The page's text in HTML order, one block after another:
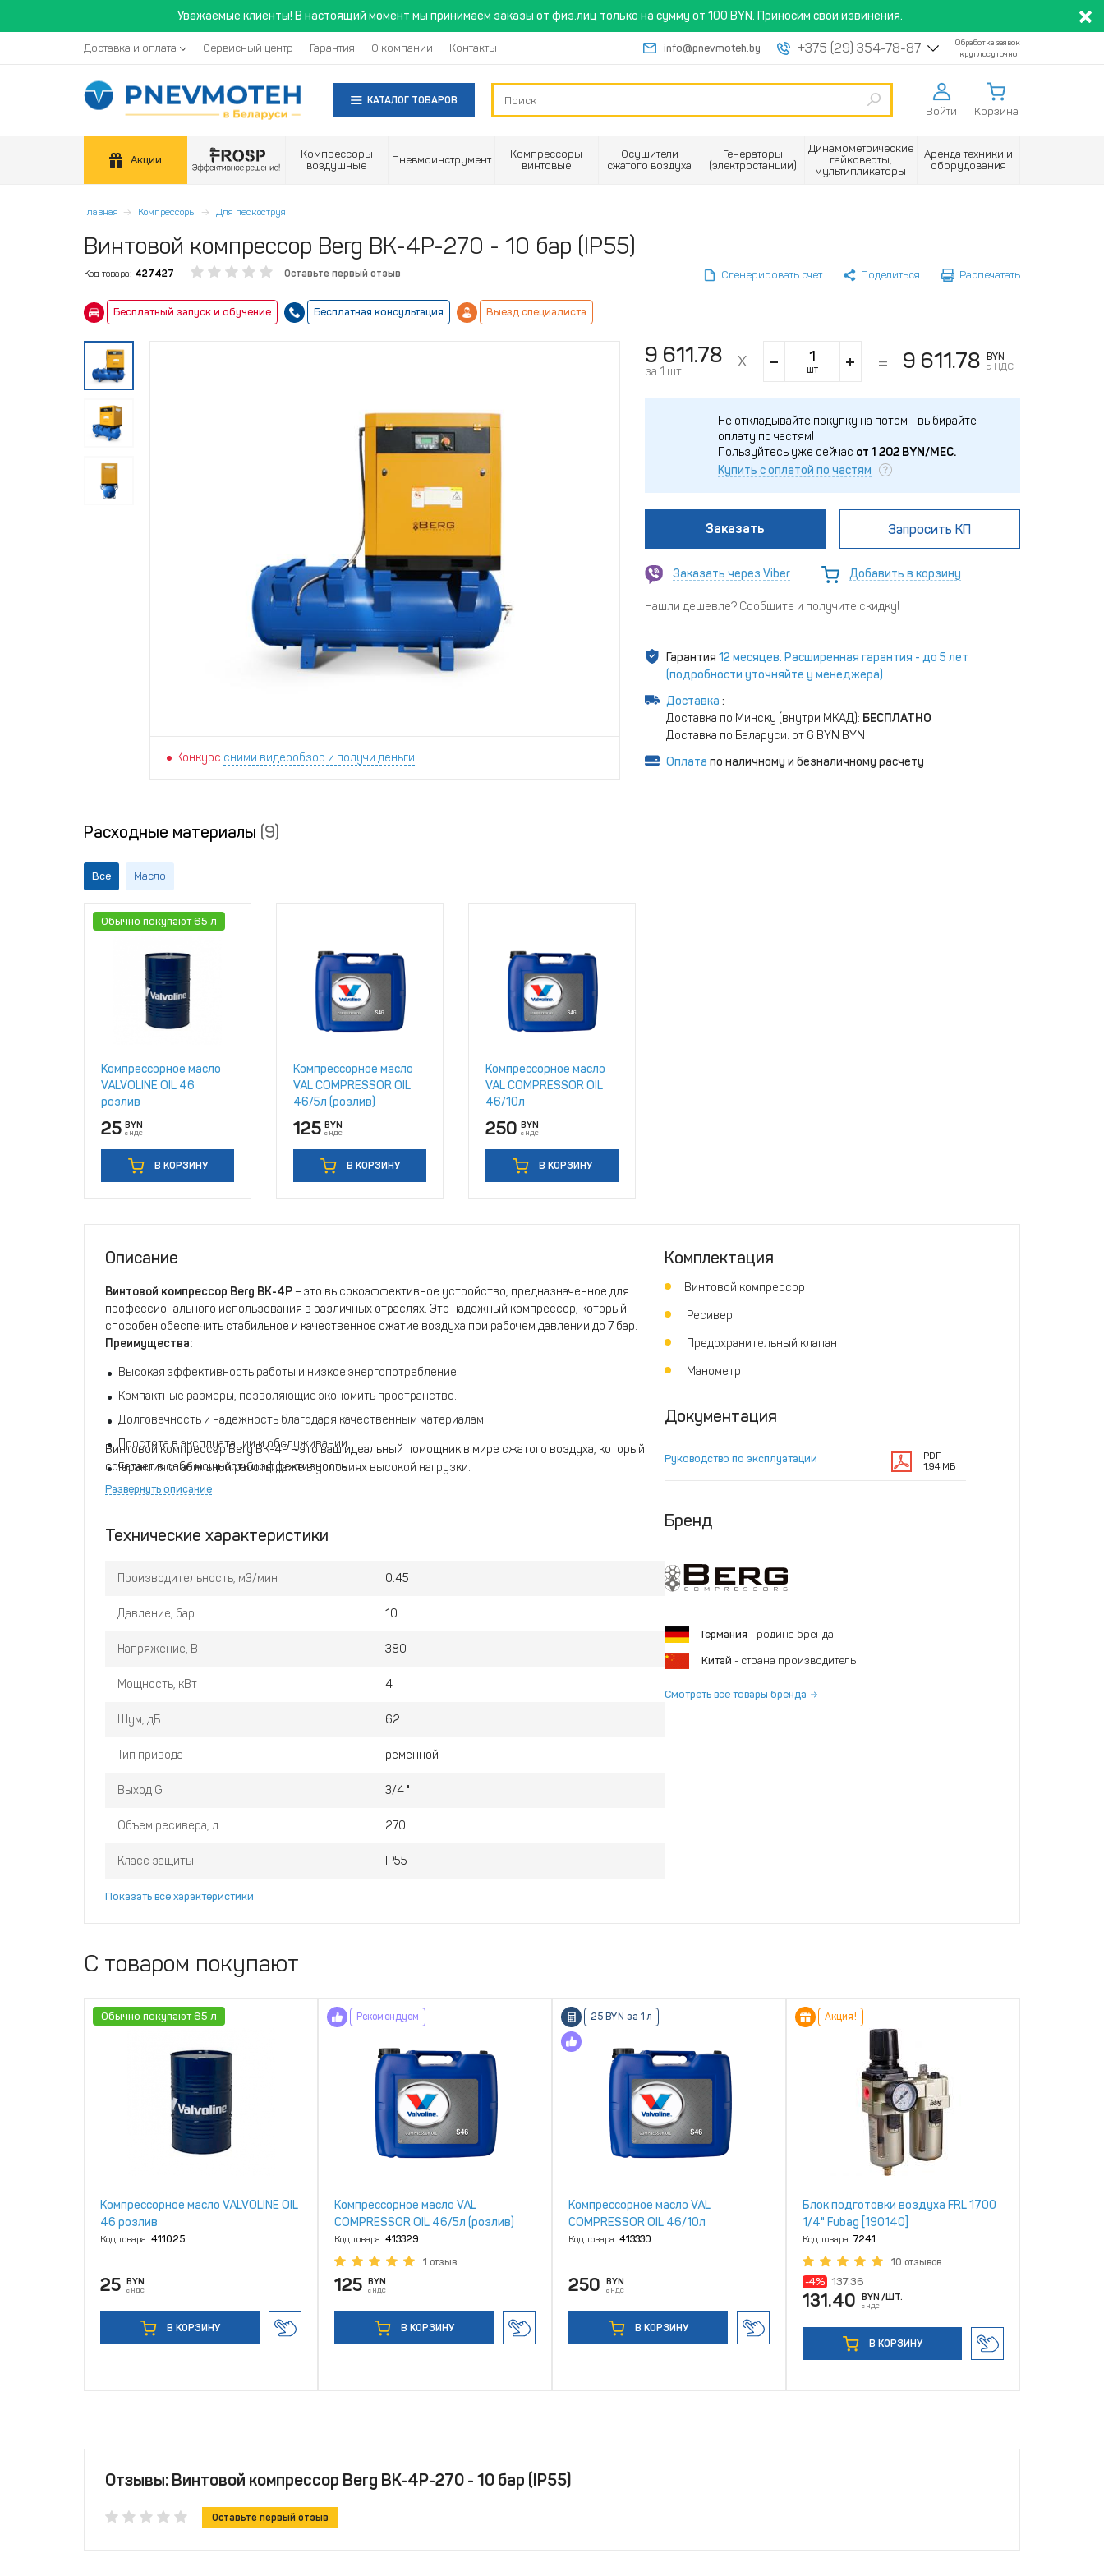
Уважаемые клиенты! В настоящий момент мы принимаем заказы от физ.лиц только на сумму от 100 BYN. Приносим свои извинения.
Доставка и оплата Сервисный центр Гарантия О компании Контакты info@pnevmoteh.by +375 (29) 354-78-87
Обработка заявок
круглосуточно
КАТАЛОГ ТОВАРОВ
Войти Корзина
Акции
Компрессоры
воздушные
Пневмоинструмент
Компрессоры
винтовые
Осушители
сжатого воздуха
Генераторы
(электростанции)
Динамометрические
гайковерты,
мультипликаторы
Аренда техники и
оборудования
Главная Компрессоры Для пескоструя
Винтовой компрессор Berg ВК-4Р-270 - 10 бар (IP55)
Код товара: 427427 Оставьте первый отзыв Сгенерировать счет Поделиться Распечатать
Бесплатный запуск и обучение Бесплатная консультация Выезд специалиста
Конкурс сними видеообзор и получи деньги
9 611.78
за 1 шт. шт 9 611.78
BYN
с НДС
Не откладывайте покупку на потом - выбирайте
оплату по частям!
Пользуйтесь уже сейчас от 1 202BYN/МЕС.
Купить с оплатой по частям
Заказать Запросить КП
Заказать через Viber Добавить в корзину
Нашли дешевле? Сообщите и получите скидку!
Гарантия 12 месяцев. Расширенная гарантия - до 5 лет
(подробности уточняйте у менеджера)
Доставка :
Доставка по Минску (внутри МКАД): БЕСПЛАТНО
Доставка по Беларуси: от 6 BYN BYN
Оплата по наличному и безналичному расчету
Расходные материалы (9)
Все Масло
Обычно покупают 65 л
Компрессорное масло
VALVOLINE OIL 46
розлив
25 BYN
с НДС
В КОРЗИНУ
Компрессорное масло
VAL COMPRESSOR OIL
46/5л (розлив)
125 BYN
с НДС
В КОРЗИНУ
Компрессорное масло
VAL COMPRESSOR OIL
46/10л
250 BYN
с НДС
В КОРЗИНУ
Описание
Винтовой компрессор Berg ВК-4Р – это высокоэффективное устройство, предназначенное для
профессионального использования в различных отраслях. Это надежный компрессор, который
способен обеспечить стабильное и качественное сжатие воздуха при рабочем давлении до 7 бар.
Преимущества:
Высокая эффективность работы и низкое энергопотребление.
Компактные размеры, позволяющие экономить пространство.
Долговечность и надежность благодаря качественным материалам.
Простота в эксплуатации и обслуживании.
Гарантия стабильной работы даже в условиях высокой нагрузки.
Винтовой компрессор Berg ВК-4Р – это ваш идеальный помощник в мире сжатого воздуха, который
сочетает в себе мощность и эффективность.
Развернуть описание
Технические характеристики
Производительность, м3/мин 0.45
Давление, бар 10
Напряжение, В 380
Мощность, кВт 4
Шум, дБ 62
Тип привода ременной
Выход G 3/4 "
Объем ресивера, л 270
Класс защиты IP55
Показать все характеристики
Комплектация
Винтовой компрессор
Ресивер
Предохранительный клапан
Манометр
Документация
Руководство по эксплуатации
PDF
1.94 МБ
Бренд
Германия - родина бренда
Китай - страна производитель
Смотреть все товары бренда
С товаром покупают
Обычно покупают 65 л
Компрессорное масло VALVOLINE OIL
46 розлив
Код товара: 411025
25 BYN
с НДС
В КОРЗИНУ
Рекомендуем
Компрессорное масло VAL
COMPRESSOR OIL 46/5л (розлив)
Код товара: 413329
1 отзыв
125 BYN
с НДС
В КОРЗИНУ
25 BYN за 1 л
Компрессорное масло VAL
COMPRESSOR OIL 46/10л
Код товара: 413330
250 BYN
с НДС
В КОРЗИНУ
Акция!
Блок подготовки воздуха FRL 1700
1/4" Fubag [190140]
Код товара: 7241
10 отзывов
-4% 137.36
131.40 BYN /ШТ.
с НДС
В КОРЗИНУ
Отзывы: Винтовой компрессор Berg ВК-4Р-270 - 10 бар (IP55)
Оставьте первый отзыв